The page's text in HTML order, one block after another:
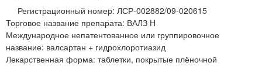
т
к
и
«
Регистрационный номер: ЛСР-002882/09-020615
Торговое название препарата: ВАЛЗ H
Международное непатентованное или группировочное
название: валсартан + гидрохлоротиазид
Лекарственная форма: таблетки, покрытые плёночной